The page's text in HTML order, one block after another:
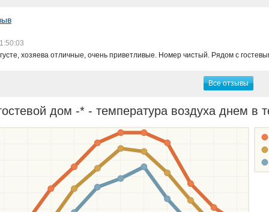
хозяева отличные, очень приветливые. Номер чистый. Рядом с
Все отзывы
дом -* - температура воздуха днем в